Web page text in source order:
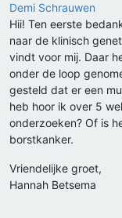
Demi Schrauwen
Hii! Ten eerste
naar de klinisch
vindt voor mij. Daar
onder de loop
gesteld dat er een
heb hoor ik over 5
onderzoeken? Of is
borstkanker.
Vriendelijke groet,
Hannah Betsema